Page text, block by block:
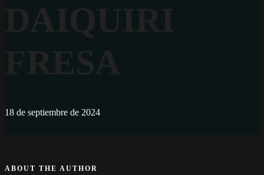
DAIQUIRI
FRESA
18 de septiembre de 2024
ABOUT THE AUTHOR